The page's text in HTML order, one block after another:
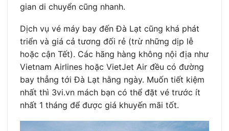
gian di chuyển cũng nhanh.
Dịch vụ vé máy bay đến Đà Lạt cũng khá phát
triển và giá cả tương đối rẻ (trừ những dịp lễ
hoặc cận Tết). Các hãng hàng không nội địa như
Vietnam Airlines hoặc VietJet Air đều có đường
bay thẳng tới Đà Lạt hằng ngày. Muốn tiết kiệm
nhất thì 3vi.vn mách bạn có thể đặt vé trước ít
nhất 1 tháng để được giá khuyến mãi tốt.